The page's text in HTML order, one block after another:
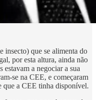
insecto) que se alimenta do
por esta altura, ainda não
estavam a negociar a sua
se na CEE, e começaram
que a CEE tinha disponível.